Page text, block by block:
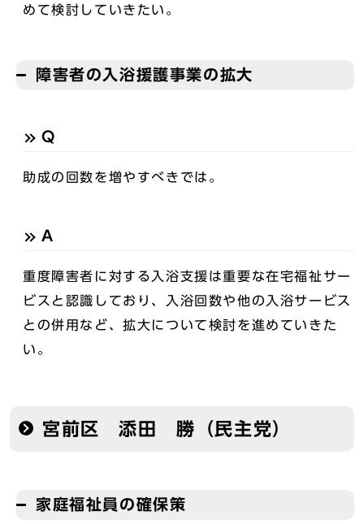
めて検討していきたい。
障害者の入浴援護事業の拡大
Q
助成の回数を増やすべきでは。
A
重度障害者に対する入浴支援は重要な在宅福祉サー
ビスと認識しており、入浴回数や他の入浴サービス
との併用など、拡大について検討を進めていきた
い。
宮前区 添田 勝（民主党）
家庭福祉員の確保策